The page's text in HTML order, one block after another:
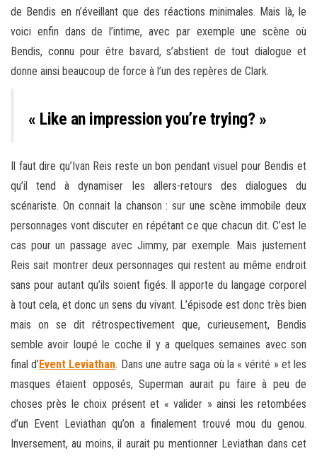
de Bendis en n’éveillant que des réactions minimales. Mais là, le
voici enfin dans de l’intime, avec par exemple une scène où
Bendis, connu pour être bavard, s’abstient de tout dialogue et
donne ainsi beaucoup de force à l’un des repères de Clark.
« Like an impression you’re trying? »
Il faut dire qu’Ivan Reis reste un bon pendant visuel pour Bendis et
qu’il tend à dynamiser les allers-retours des dialogues du
scénariste. On connait la chanson : sur une scène immobile deux
personnages vont discuter en répétant ce que chacun dit. C’est le
cas pour un passage avec Jimmy, par exemple. Mais justement
Reis sait montrer deux personnages qui restent au même endroit
sans pour autant qu’ils soient figés. Il apporte du langage corporel
à tout cela, et donc un sens du vivant. L’épisode est donc très bien
mais on se dit rétrospectivement que, curieusement, Bendis
semble avoir loupé le coche il y a quelques semaines avec son
final d’Event Leviathan. Dans une autre saga où la « vérité » et les
masques étaient opposés, Superman aurait pu faire à peu de
choses près le choix présent et « valider » ainsi les retombées
d’un Event Leviathan qu’on a finalement trouvé mou du genou.
Inversement, au moins, il aurait pu mentionner Leviathan dans cet